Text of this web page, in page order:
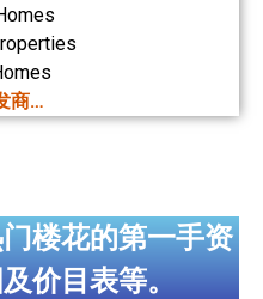
商…
楼花的第一手资
价目表等。